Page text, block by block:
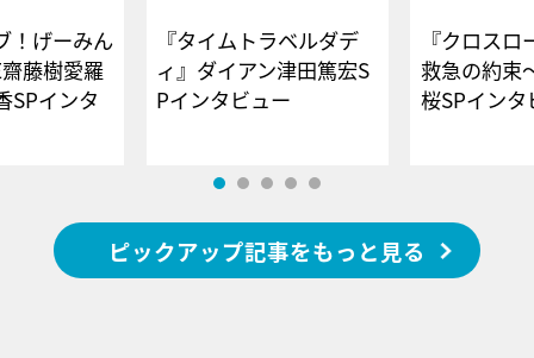
！げーみん
藤樹愛羅
SPインタ
『タイムトラベルダデ
ィ』ダイアン津田篤宏S
Pインタビュー
『クロス
救急の約束
桜SPイ
ピックアップ記事をもっと見る